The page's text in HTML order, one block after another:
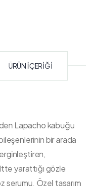
ÜRÜN İÇERIĞI
Lapacho kabuğu
bir arada
yarattığı gözle
serumu. Özel tasarım